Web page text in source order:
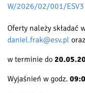
W/2026/02/001/ESV3
Oferty należy składać
daniel.frak@esv.pl oraz
w terminie do
Wyjaśnień w godz.